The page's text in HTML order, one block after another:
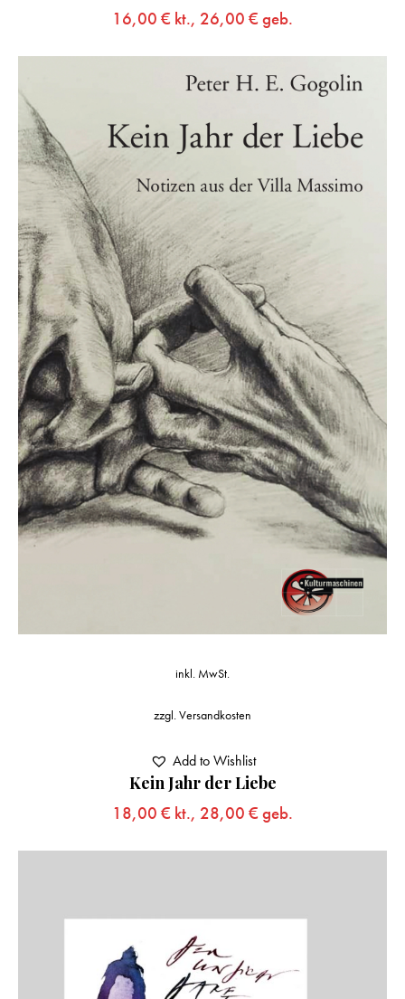
16,00 € kt., 26,00 € geb.
Kein Jahr der Liebe
18,00 € kt., 28,00 € geb.
inkl. MwSt.
zzgl.Versandkosten
Add to Wishlist